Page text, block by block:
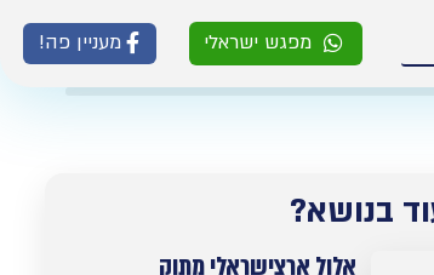
מפגש ישראלי מעניין פה!
בנושא?
אלול ארצישראלי מתוק